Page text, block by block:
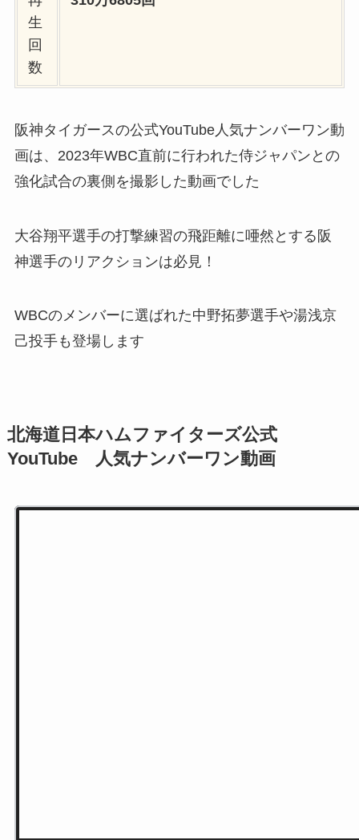
生
回
数
阪神タイガースの公式YouTube人気ナンバーワン動
画は、2023年WBC直前に行われた侍ジャパンとの
強化試合の裏側を撮影した動画でした
大谷翔平選手の打撃練習の飛距離に唖然とする阪
神選手のリアクションは必見！
WBCのメンバーに選ばれた中野拓夢選手や湯浅京
己投手も登場します
北海道日本ハムファイターズ公式
YouTube 人気ナンバーワン動画